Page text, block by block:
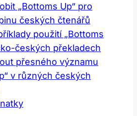
„Bottoms Up“ pro
českých čtenářů
použití „Bottoms
českých překladech
přesného významu
v různých českých